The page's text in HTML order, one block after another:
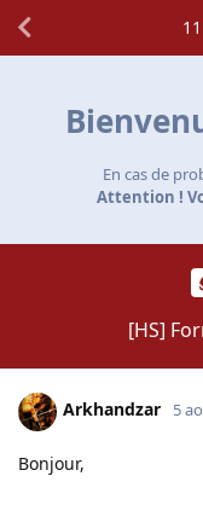
En cas de
Attention !
[HS]
11
Arkhandzar 5
Bonjour,